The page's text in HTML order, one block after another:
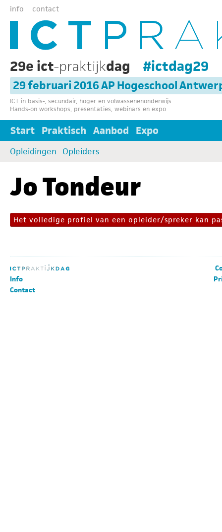
info contact
29e ict-praktijkdag #ictdag29
29 februari 2016 AP Hogeschool
ICT in basis-, secundair, hoger en volwassenenonderwijs
Hands-on workshops, presentaties, webinars en expo
Start Praktisch Aanbod Expo
Opleidingen Opleiders
Jo Tondeur
Het volledige profiel van een opleider/spreker kan
Info
Contact